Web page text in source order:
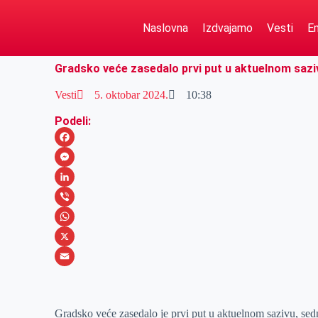
Naslovna Izdvajamo Vesti
Gradsko veće zasedalo prvi put u aktuelnom
Vesti 5. oktobar 2024. 10:38
Podeli:
F
a
c
e
b
o
M
e
s
s
e
e
L
i
n
k
I
V
i
b
W
h
s
X
a
Gradsko veće zasedalo je prvi put u aktuelnom sazivu,